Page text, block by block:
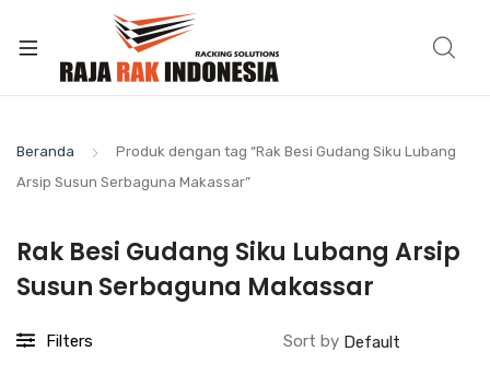
Beranda
Produk dengan tag “Rak Besi Gudang Siku Lubang
Arsip Susun Serbaguna Makassar”
Rak Besi Gudang Siku Lubang Arsip
Susun Serbaguna Makassar
Filters Sort by